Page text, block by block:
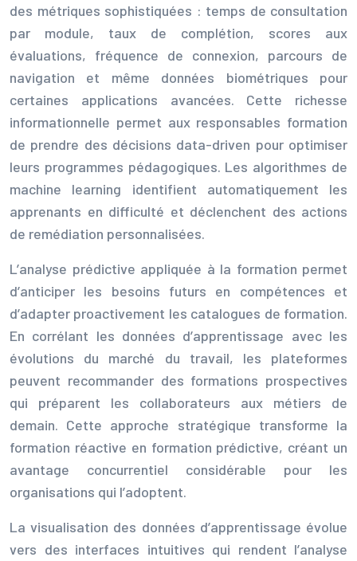
des métriques sophistiquées : temps de consultation
par module, taux de complétion, scores aux
évaluations, fréquence de connexion, parcours de
navigation et même données biométriques pour
certaines applications avancées. Cette richesse
informationnelle permet aux responsables formation
de prendre des décisions data-driven pour optimiser
leurs programmes pédagogiques. Les algorithmes de
machine learning identifient automatiquement les
apprenants en difficulté et déclenchent des actions
de remédiation personnalisées.
L’analyse prédictive appliquée à la formation permet
d’anticiper les besoins futurs en compétences et
d’adapter proactivement les catalogues de formation.
En corrélant les données d’apprentissage avec les
évolutions du marché du travail, les plateformes
peuvent recommander des formations prospectives
qui préparent les collaborateurs aux métiers de
demain. Cette approche stratégique transforme la
formation réactive en formation prédictive, créant un
avantage concurrentiel considérable pour les
organisations qui l’adoptent.
La visualisation des données d’apprentissage évolue
vers des interfaces intuitives qui rendent l’analyse